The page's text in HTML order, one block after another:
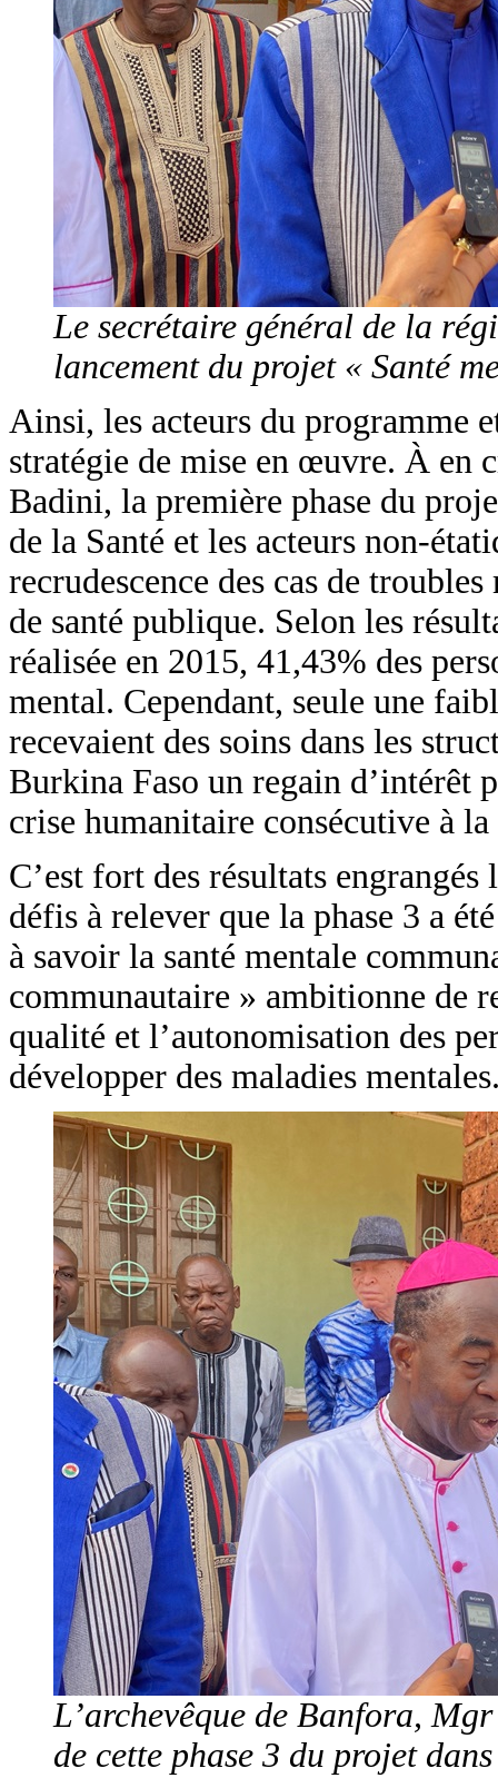
Le secrétaire général de la
lancement du projet « Santé
Ainsi, les acteurs du programme
stratégie de mise en œuvre. À en
Badini, la première phase du
de la Santé et les acteurs non-
recrudescence des cas de
de santé publique. Selon les
réalisée en 2015, 41,43% des
mental. Cependant, seule une
recevaient des soins dans les
Burkina Faso un regain d’intérêt
crise humanitaire consécutive à
C’est fort des résultats
défis à relever que la phase 3 a
à savoir la santé mentale
communautaire » ambitionne de
qualité et l’autonomisation des
développer des maladies
L’archevêque de Banfora,
de cette phase 3 du projet